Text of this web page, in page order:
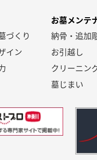
づくり
イン
お墓メンテ
納骨・追加
お引越し
クリーニン
墓じまい